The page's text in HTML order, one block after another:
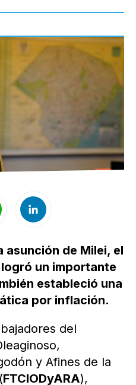
asunción de Milei, el
un importante
estableció una
por inflación.
del
y Afines de la
FTCIODyARA),